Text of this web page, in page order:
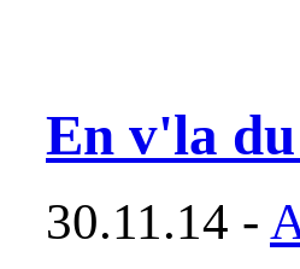
En v'la
30.11.14 -